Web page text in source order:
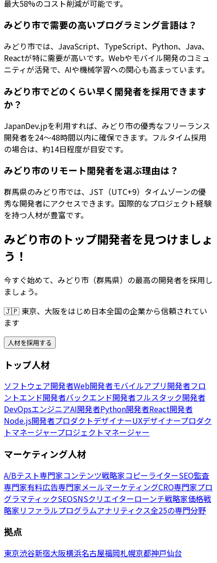
最大58%のコスト削減が可能です。
みどり市で需要の高いプログラミング言語は？
みどり市では、JavaScript、TypeScript、Python、Java、
Reactが特に需要が高いです。Webやモバイル開発のコミュ
ニティが活発で、AIや機械学習への関心も高まっています。
みどり市でどのくらい早く開発者を採用できます
か？
JapanDev.jpを利用すれば、みどり市の優秀なフリーランス
開発者を24〜48時間以内に確保できます。フルタイム採用
の場合は、約14日程度が目安です。
みどり市のリモート開発者を選ぶ理由は？
群馬県のみどり市では、JST（UTC+9）タイムゾーンの優
秀な開発者にアクセスできます。国際的なプロジェクト経験
を持つ人材が豊富です。
みどり市のトップ開発者を見つけましょ
う！
今すぐ始めて、みどり市（群馬県）の最高の開発者を採用し
ましょう。
🇯🇵 東京、大阪をはじめ日本全国の企業から信頼されてい
ます
人材を採用する
トップ人材
ソフトウェア開発者Web開発者モバイルアプリ開発者フロ
ントエンド開発者バックエンド開発者フルスタック開発者
DevOpsエンジニアAI開発者Python開発者React開発者
Node.js開発者プロダクトデザイナーUXデザイナープロダク
トマネージャープロジェクトマネージャー
マーケティング人材
A/Bテスト専門家コンテンツ戦略家コピーライターSEO監査
専門家有料広告専門家メールマーケティングCRO専門家プロ
グラマティックSEOSNSクリエイターローンチ戦略家価格戦
略家リファラルプログラムアナリティクス全25の専門分野
拠点
東京渋谷新宿大阪横浜名古屋福岡札幌京都神戸仙台